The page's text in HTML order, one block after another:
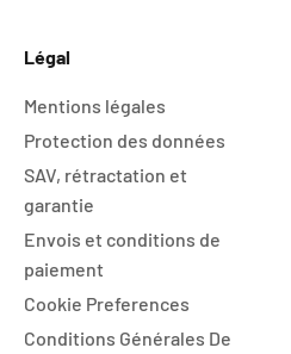
Légal
Mentions légales
Protection des données
SAV, rétractation et
garantie
Envois et conditions de
paiement
Cookie Preferences
Conditions Générales De